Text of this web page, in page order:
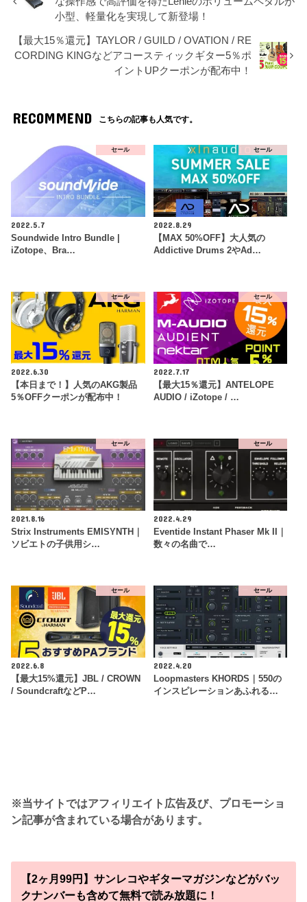
小型、軽量化を実現して新登場！
【最大15％還元】TAYLOR / GUILD / OVATION / RE
CORDING KINGなどアコースティックギター5％ポ
イントUPクーポンが配布中！
RECOMMEND こちらの記事も人気です。
セール
2022.5.7
Soundwide Intro Bundle |
iZotope、Bra…
セール
2022.8.29
【MAX 50%OFF】大人気の
Addictive Drums 2やAd…
セール
2022.6.30
【本日まで！】人気のAKG製品
5％OFFクーポンが配布中！
セール
2022.7.17
【最大15％還元】ANTELOPE
AUDIO / iZotope / …
セール
2021.8.16
Strix Instruments EMISYNTH｜
ソビエトの子供用シ…
セール
2022.4.29
Eventide Instant Phaser Mk II｜
数々の名曲で…
セール
2022.6.8
【最大15%還元】JBL / CROWN
/ SoundcraftなどP…
セール
2022.4.20
Loopmasters KHORDS｜550の
インスピレーションあふれる…
※当サイトではアフィリエイト広告及び、プロモーショ
ン記事が含まれている場合があります。
【2ヶ月99円】サンレコやギターマガジンなどがバッ
クナンバーも含めて無料で読み放題に！